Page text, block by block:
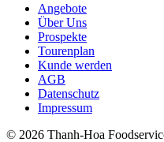
Angebote
Über Uns
Prospekte
Tourenplan
Kunde werden
AGB
Datenschutz
Impressum
© 2026 Thanh-Hoa